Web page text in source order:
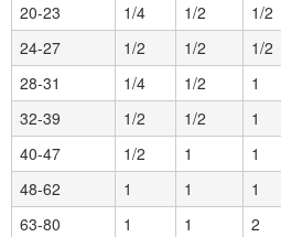
20-23
1/4 1/2 1/2
24-27
1/2 1/2 1/2
28-31
1/4 1/2 1
32-39
1/2 1/2 1
40-47
1/2 1 1
48-62
1 1 1
63-80
1 1 2